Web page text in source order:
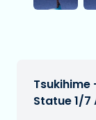
Tsukihime
Statue 1/7